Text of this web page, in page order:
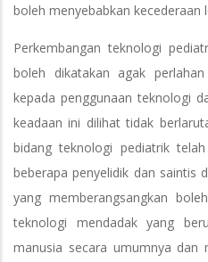
boleh menyebabkan kecederaan
Perkembangan teknologi
boleh dikatakan agak
kepada penggunaan teknologi
keadaan ini dilihat tidak
bidang teknologi pediatrik
beberapa penyelidik dan saintis
yang memberangsangkan
teknologi mendadak yang
manusia secara umumnya dan